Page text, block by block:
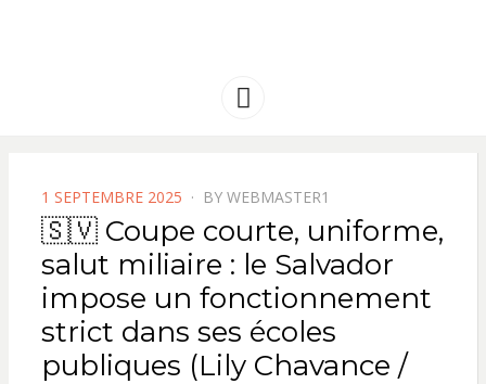
AMERIQUE
Menu
POSTED
ON
1 SEPTEMBRE 2025 BY WEBMASTER1
🇸🇻 Coupe courte, uniforme,
salut miliaire : le Salvador
impose un fonctionnement
strict dans ses écoles
publiques (Lily Chavance /